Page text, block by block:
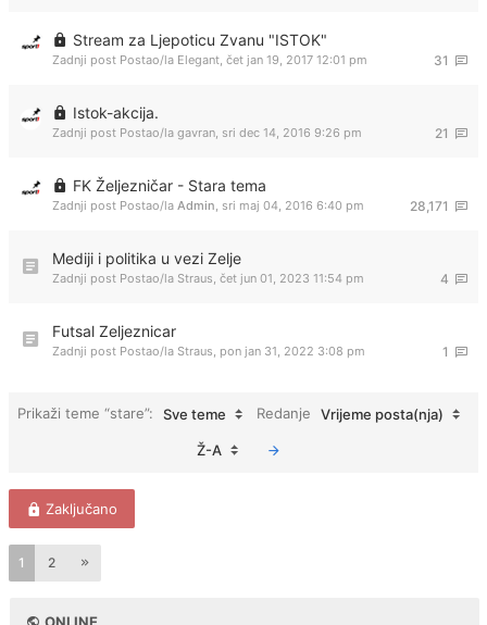
Stream za Ljepoticu Zvanu "ISTOK"
31
Zadnji post Postao/la Elegant, čet jan 19, 2017 12:01 pm
Istok-akcija.
21
Zadnji post Postao/la gavran, sri dec 14, 2016 9:26 pm
FK Željezničar - Stara tema
28,171
Zadnji post Postao/la Admin, sri maj 04, 2016 6:40 pm
Mediji i politika u vezi Zelje
4
Zadnji post Postao/la Straus, čet jun 01, 2023 11:54 pm
Futsal Zeljeznicar
1
Zadnji post Postao/la Straus, pon jan 31, 2022 3:08 pm
Prikaži teme “stare”: Sve teme Redanje Vrijeme posta(nja)
Ž-A
Zaključano
1 2